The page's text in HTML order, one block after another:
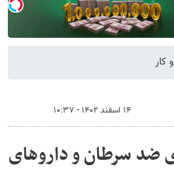
۱۴ اسفند ۱۴۰۲ - ۱۰:۳۷
ضد سرطان و داروهای